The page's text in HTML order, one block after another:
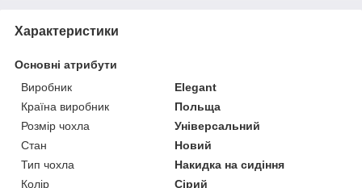
Характеристики
Основні атрибути
Виробник
Elegant
Країна виробник
Польща
Розмір чохла
Універсальний
Стан
Новий
Тип чохла
Накидка на сидіння
Колір
Сірий